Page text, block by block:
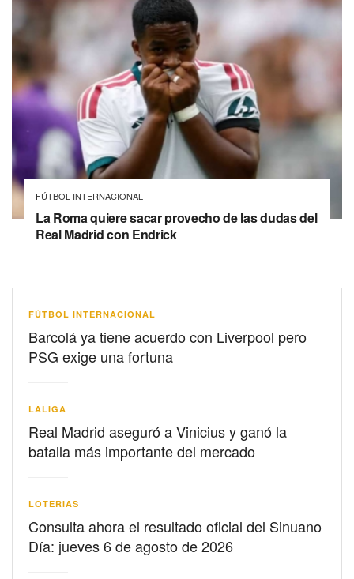
FÚTBOL INTERNACIONAL
La Roma quiere sacar provecho de las dudas del
Real Madrid con Endrick
FÚTBOL INTERNACIONAL
Barcolá ya tiene acuerdo con Liverpool pero
PSG exige una fortuna
LALIGA
Real Madrid aseguró a Vinicius y ganó la
batalla más importante del mercado
LOTERIAS
Consulta ahora el resultado oficial del Sinuano
Día: jueves 6 de agosto de 2026